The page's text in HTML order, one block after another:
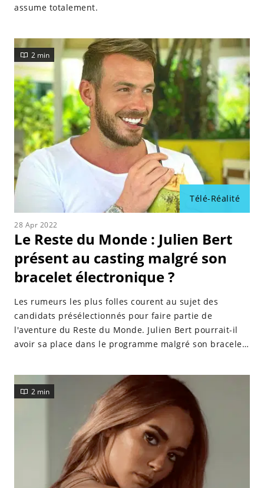
assume totalement.
Télé-Réalité
2 min
28 Apr 2022
Le Reste du Monde : Julien Bert
présent au casting malgré son
bracelet électronique ?
Les rumeurs les plus folles courent au sujet des
candidats présélectionnés pour faire partie de
l'aventure du Reste du Monde. Julien Bert pourrait-il
avoir sa place dans le programme malgré son bracelet
2 min